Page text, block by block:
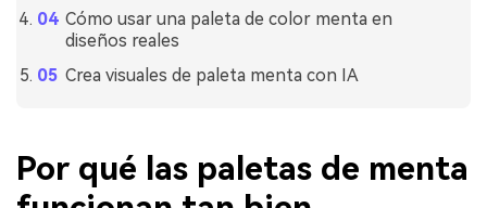
Cómo usar una paleta de color menta en
diseños reales
Crea visuales de paleta menta con IA
Por qué las paletas de menta